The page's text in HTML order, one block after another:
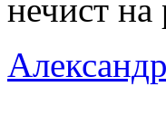
нечист на